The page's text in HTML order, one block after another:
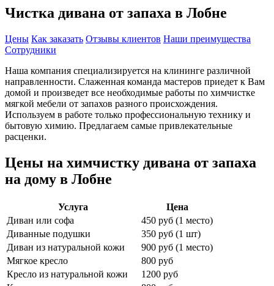
Чистка дивана от запаха в Лобне
Цены Как заказать Отзывы клиентов Наши преимущества
Сотрудники
Наша компания специализируется на клининге различной
направленности. Слаженная команда мастеров приедет к Вам
домой и произведет все необходимые работы по химчистке
мягкой мебели от запахов разного происхождения.
Используем в работе только профессиональную технику и
бытовую химию. Предлагаем самые привлекательные
расценки.
Цены на химчистку дивана от запаха
на дому в Лобне
Услуга
Цена
Диван или софа
450 руб (1 место)
Диванные подушки
350 руб (1 шт)
Диван из натуральной кожи
900 руб (1 место)
Мягкое кресло
800 руб
Кресло из натуральной кожи
1200 руб